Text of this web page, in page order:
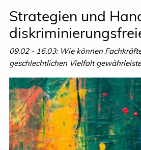
Strategien und
09.02 - 16.03: Wie können
geschlechtlichen Vielfalt